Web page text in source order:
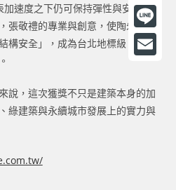
加速度之下仍可保持彈性與安全 —
張敬禮的專業與創意，使陶朱隱園
構安全」，成為台北地標級、兼具
說，這次獲獎不只是建築本身的加
綠建築與永續城市發展上的實力與
F
a
c
b
L
e
m
a